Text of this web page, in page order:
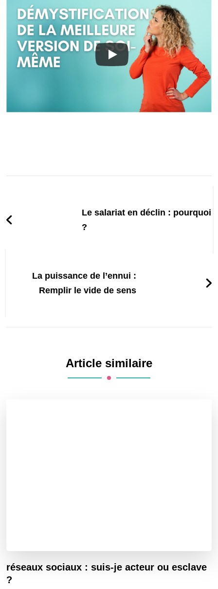
NavigationLe salariat en déclin : pourquoi
?
La puissance de l’ennui :
Remplir le vide de sens
Article similaire
réseaux sociaux : suis-je acteur ou esclave
?